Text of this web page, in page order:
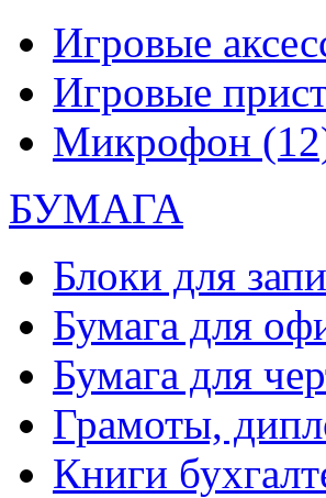
Игровые
Игровые
Микрофон
БУМАГА
Блоки для
Бумага для
Бумага для
Грамоты,
Книги